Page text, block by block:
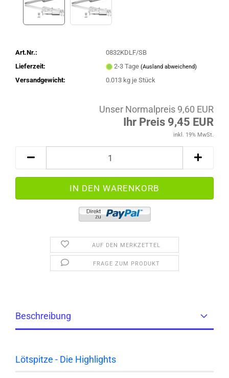
Art.Nr.:
0832KDLF/SB
Lieferzeit:
2-3 Tage (Ausland abweichend)
Versandgewicht: 0.013kg je Stück
Unser Normalpreis 9,60 EUR
Ihr Preis 9,45 EUR
inkl. 19% MwSt.
AUF DEN MERKZETTEL
FRAGE ZUM PRODUKT
Beschreibung
Lötspitze - Die Highlights